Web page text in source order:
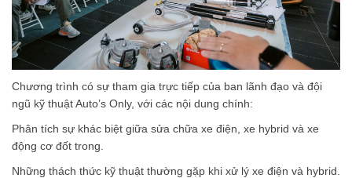
Chương trình có sự tham gia trực tiếp của ban lãnh đạo và đội
ngũ kỹ thuật Auto’s Only, với các nội dung chính:
Phân tích sự khác biệt giữa sửa chữa xe điện, xe hybrid và xe
động cơ đốt trong.
Những thách thức kỹ thuật thường gặp khi xử lý xe điện và hybrid.